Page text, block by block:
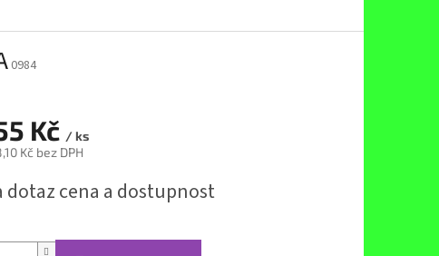
0984
Kč / ks
Kč bez DPH
dotaz cena a dostupnost